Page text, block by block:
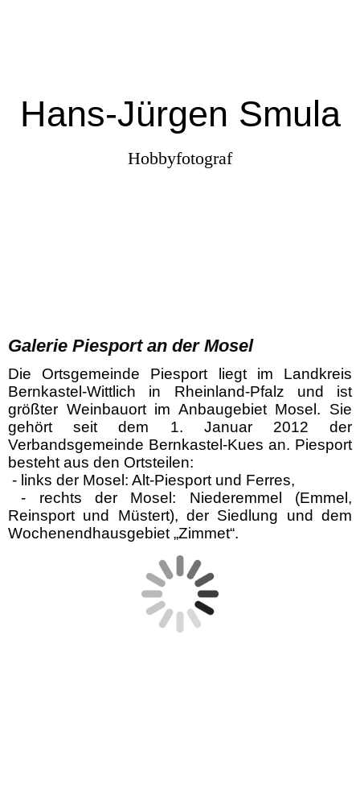
Hans-Jürgen Smula
Hobbyfotograf
Galerie Piesport an der Mosel
Die Ortsgemeinde Piesport liegt im Landkreis
Bernkastel-Wittlich in Rheinland-Pfalz und ist
größter Weinbauortim Anbaugebiet Mosel . Sie
gehört seit dem 1. Januar 2012 der
Verbandsgemeinde Bernkastel-Kues an. Piesport
besteht aus den Ortsteilen:
- links der Mosel: Alt-Piesport und Ferres,
- rechts der Mosel: Niederemmel (Emmel,
Reinsport und Müstert), der Siedlung und dem
Wochenendhausgebiet „Zimmet“.